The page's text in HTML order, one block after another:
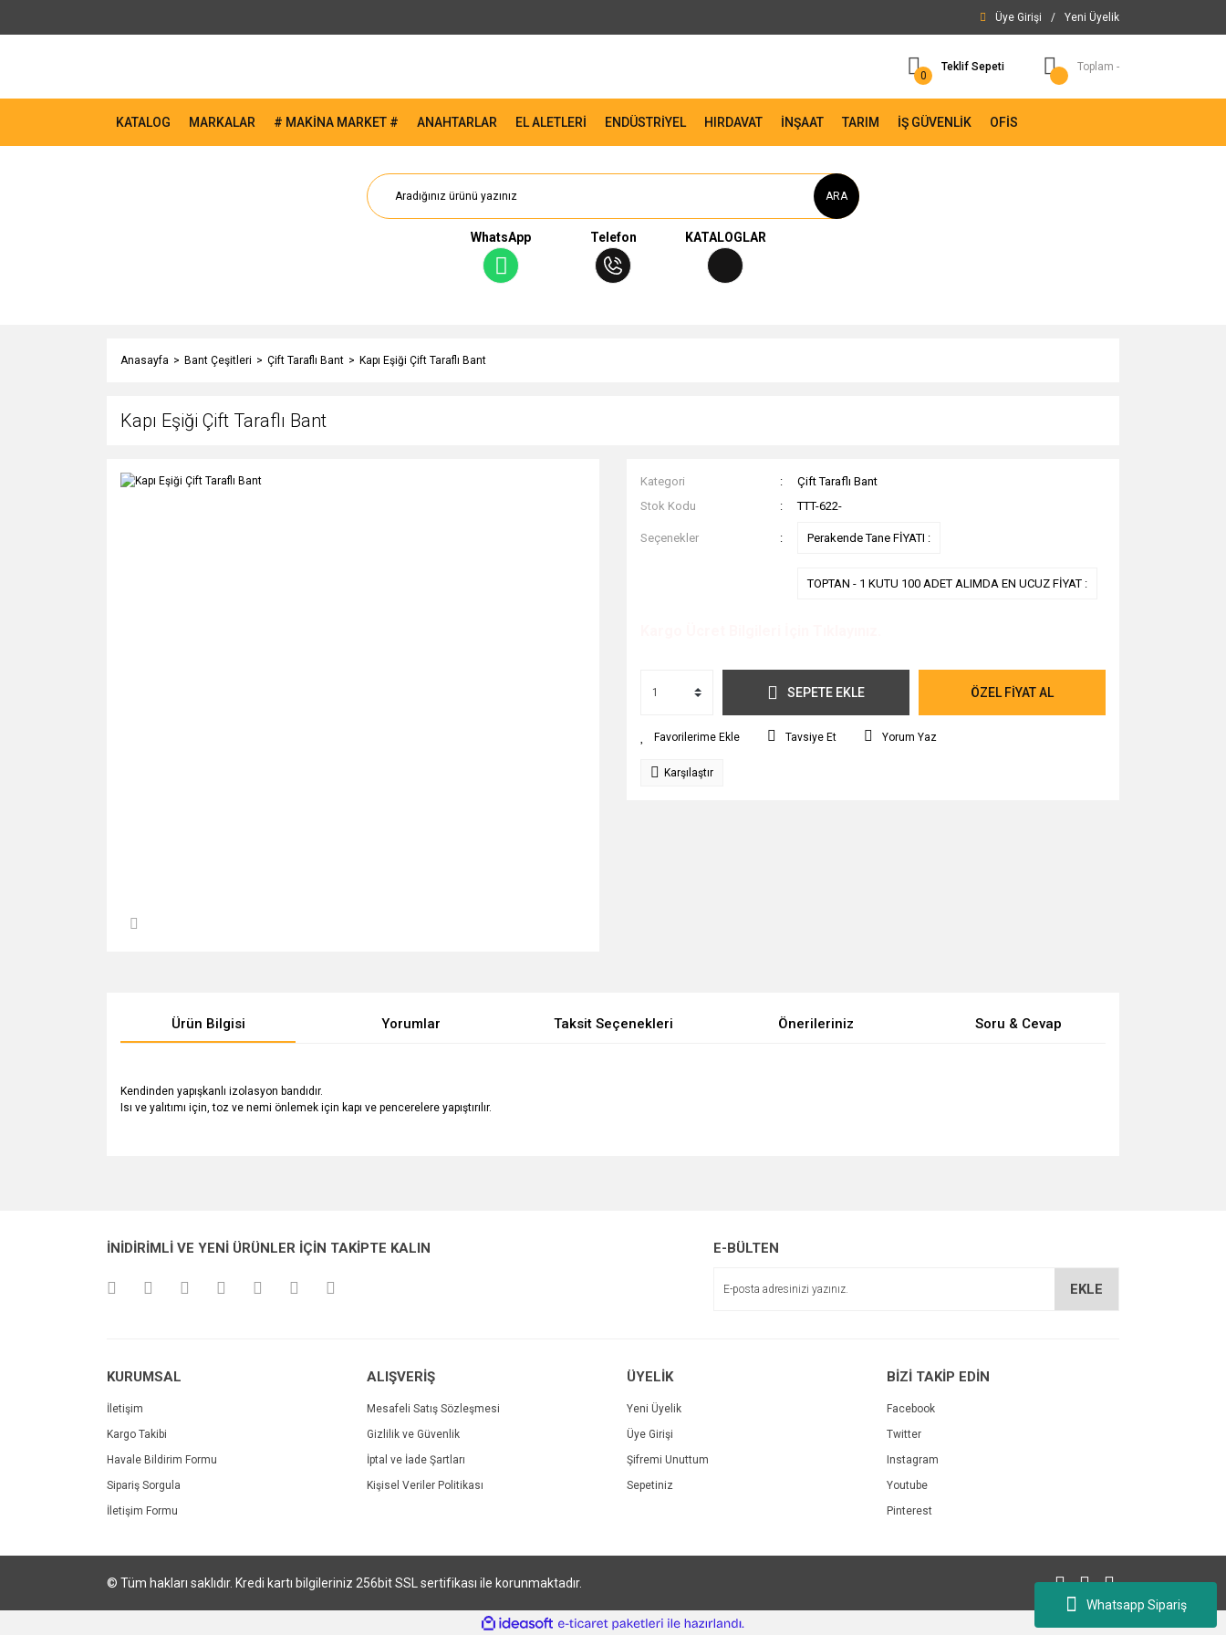
Whatsapp Sipariş
Üye Girişi / Yeni Üyelik
0
Teklif Sepeti Toplam -
KATALOG MARKALAR # MAKİNA MARKET # ANAHTARLAR EL ALETLERİ ENDÜSTRİYEL HIRDAVAT İNŞAAT TARIM İŞ GÜVENLİK OFİS
ARA
WhatsApp Telefon KATALOGLAR
Anasayfa Bant Çeşitleri Çift Taraflı Bant Kapı Eşiği Çift Taraflı Bant
Kapı Eşiği Çift Taraflı Bant
Kategori
Çift Taraflı Bant
Stok Kodu
TTT-622-
Seçenekler Perakende Tane FİYATI :
TOPTAN - 1 KUTU 100 ADET ALIMDA EN UCUZ FİYAT :
SEPETE EKLE ÖZEL FİYAT AL
Tavsiye Et Yorum Yaz
Karşılaştır
Ürün Bilgisi Yorumlar Taksit Seçenekleri Önerileriniz Soru & Cevap
Kendinden yapışkanlı izolasyon bandıdır.
Isı ve yalıtımı için, toz ve nemi önlemek için kapı ve pencerelere yapıştırılır.
Ürün açıklamasında eksik bilgiler bulunuyor.
İNİDİRİMLİ VE YENİ ÜRÜNLER İÇİN TAKİPTE KALIN E-BÜLTEN
EKLE
KURUMSAL
İletişim
Kargo Takibi
Havale Bildirim Formu
Sipariş Sorgula
İletişim Formu
ALIŞVERİŞ
Mesafeli Satış Sözleşmesi
Gizlilik ve Güvenlik
İptal ve İade Şartları
Kişisel Veriler Politikası
ÜYELİK
Yeni Üyelik
Üye Girişi
Şifremi Unuttum
Sepetiniz
BİZİ TAKİP EDİN
Facebook
Twitter
Instagram
Youtube
Pinterest
© Tüm hakları saklıdır. Kredi kartı bilgileriniz 256bit SSL sertifikası ile korunmaktadır.
ideasoft
e-